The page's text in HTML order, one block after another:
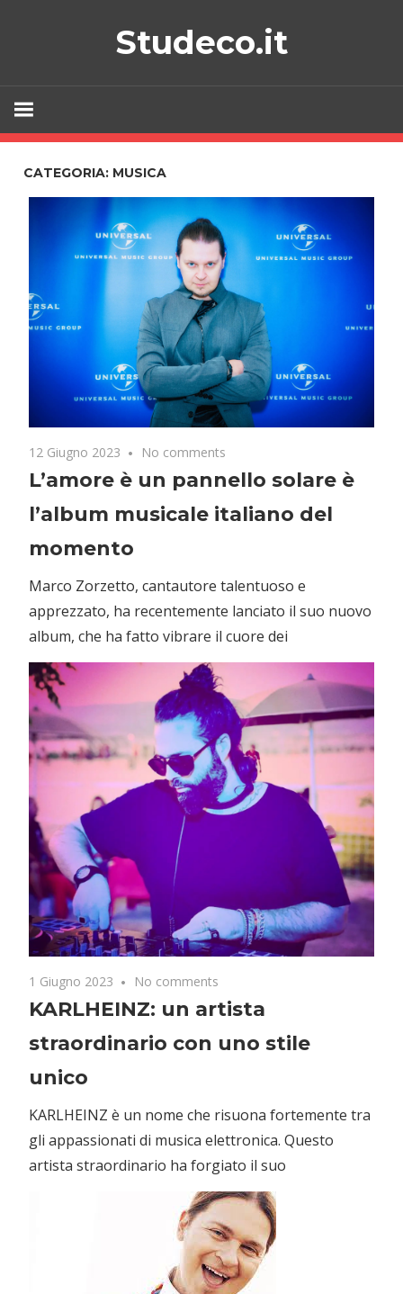
Studeco.it
CATEGORIA: MUSICA
12 Giugno 2023 No comments
L’amore è un pannello solare è
l’album musicale italiano del
momento
Marco Zorzetto, cantautore talentuoso e
apprezzato, ha recentemente lanciato il suo nuovo
album, che ha fatto vibrare il cuore dei
1 Giugno 2023 No comments
KARLHEINZ: un artista
straordinario con uno stile
unico
KARLHEINZ è un nome che risuona fortemente tra
gli appassionati di musica elettronica. Questo
artista straordinario ha forgiato il suo